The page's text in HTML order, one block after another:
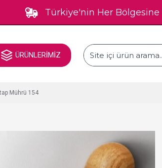
Türkiye'nin Her Bölgesine
ÜRÜNLERİMİZ
Mührü 154